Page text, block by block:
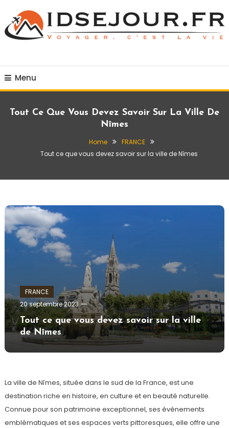
Content
Menu
Tout Ce Que Vous Devez Savoir Sur La Ville De
Nîmes
Home
FRANCE
Tout ce que vous devez savoir sur la ville de Nîmes
FRANCE
20 septembre 2023
xavier
Tout ce que vous devez savoir sur la ville
de Nîmes
La ville de Nîmes, située dans le sud de la France, est une
destination riche en histoire, en culture et en beauté naturelle.
Connue pour son patrimoine exceptionnel, ses événements
emblématiques et ses espaces verts pittoresques, elle offre une